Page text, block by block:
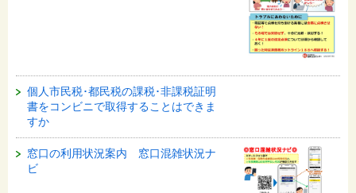
個人市民税･都民税の課税･非課税証明
書をコンビニで取得することはできま
すか
窓口の利用状況案内 窓口混雑状況ナ
ビ